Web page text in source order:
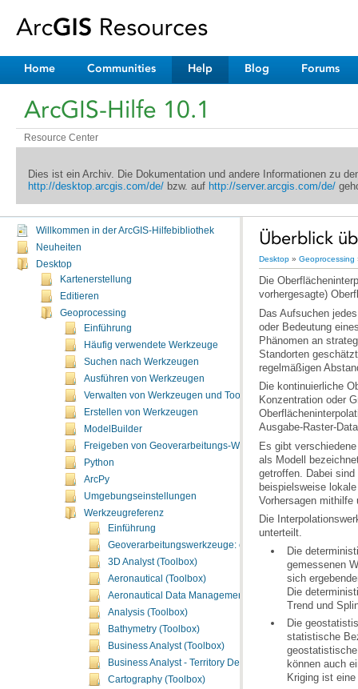
Home Communities Help Blog Forums
ArcGIS-Hilfe 10.1
Resource Center
Dies ist ein Archiv. Die Dokumentation und andere Informationen zu
http://desktop.arcgis.com/de/bzw. auf http://server.arcgis.com/de/
Willkommen in der ArcGIS-Hilfebibliothek
Neuheiten
Desktop
Kartenerstellung
Editieren
Geoprocessing
Einführung
Häufig verwendete Werkzeuge
Suchen nach Werkzeugen
Ausführen von Werkzeugen
Verwalten von Werkzeugen und Toolboxes
Erstellen von Werkzeugen
ModelBuilder
Freigeben von Geoverarbeitungs-Workflows
Python
ArcPy
Umgebungseinstellungen
Werkzeugreferenz
Einführung
Geoverarbeitungswerkzeuge: ergänzende Themen
3D Analyst (Toolbox)
Aeronautical (Toolbox)
Aeronautical Data Management (Toolbox)
Analysis (Toolbox)
Bathymetry (Toolbox)
Business Analyst (Toolbox)
Business Analyst - Territory Design (Toolbox)
Cartography (Toolbox)
Überblick
Desktop » Geoprocessing
vorhergesagte)
regelmäßigen
Ausgabe-Raster-
Vorhersagen mithilfe
unterteilt.
sich
Die
Trend und
können auch
Kriging ist